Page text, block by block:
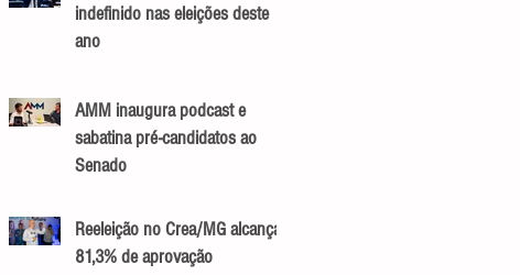
indefinido nas eleições deste
ano
AMM inaugura podcast e
sabatina pré-candidatos ao
Senado
Reeleição no Crea/MG alcança
81,3% de aprovação